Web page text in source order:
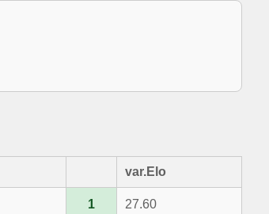
var.Elo
1 27.60